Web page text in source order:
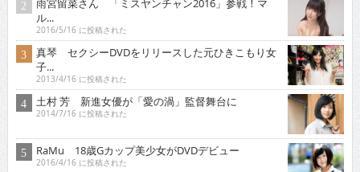
雨宮留菜さん 「ミスヤンチャン2016」参戦！マ
ル...
2016/5/16 に投稿された
真琴 セクシーDVDをリリースした元ひきこもり女
子...
2013/4/16 に投稿された
土村 芳 新進女優が「愛の渦」監督舞台に
2014/7/16 に投稿された
RaMu 18歳Gカップ美少女がDVDデビュー
2016/4/16 に投稿された